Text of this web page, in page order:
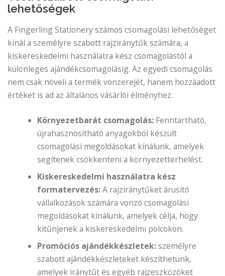
lehetőségek
A Fingerling Stationery számos csomagolási lehetőséget
kínál a személyre szabott rajziránytűk számára, a
kiskereskedelmi használatra kész csomagolástól a
különleges ajándékcsomagolásig. Az egyedi csomagolás
nem csak növeli a termék vonzerejét, hanem hozzáadott
értéket is ad az általános vásárlói élményhez.
Környezetbarát csomagolás: Fenntartható,
újrahasznosítható anyagokból készült
csomagolási megoldásokat kínálunk, amelyek
segítenek csökkenteni a környezetterhelést.
Kiskereskedelmi használatra kész
formatervezés:A rajziránytűket árusító
vállalkozások számára vonzó csomagolási
megoldásokat kínálunk, amelyek célja, hogy
kitűnjenek a kiskereskedelmi polcokon.
Promóciós ajándékkészletek:személyre
szabott ajándékkészleteket készíthetünk,
amelyek iránytűt és egyéb rajzeszközöket